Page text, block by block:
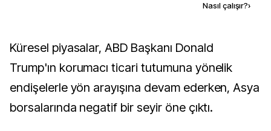
Nasıl çalışır?›
Küresel piyasalar, ABD Başkanı Donald
Trump'ın korumacı ticari tutumuna yönelik
endişelerle yön arayışına devam ederken, Asya
borsalarında negatif bir seyir öne çıktı.